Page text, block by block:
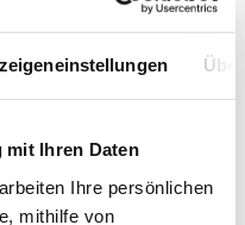
Ihren Daten
Ihre persönlichen
mithilfe von
Wortgruppe enthalten:
Opera Awards